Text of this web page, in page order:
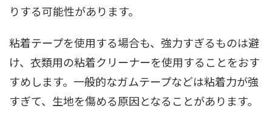
りする可能性があります。
粘着テープを使用する場合も、強力すぎるものは避
け、衣類用の粘着クリーナーを使用することをおす
すめします。一般的なガムテープなどは粘着力が強
すぎて、生地を傷める原因となることがあります。